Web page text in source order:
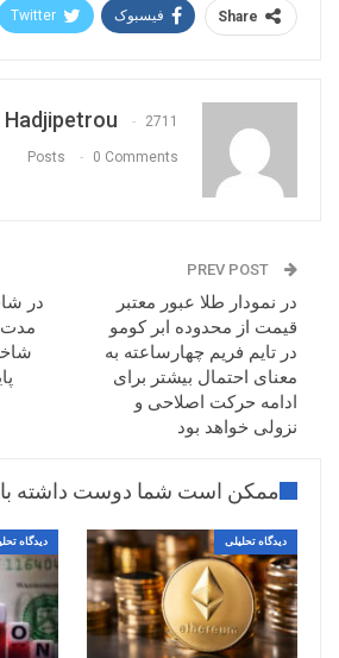
Share فیسبوک Twitter
2711
Posts 0 Comments
در نمودار طلا عبور معتبر
قیمت از محدوده ابر کومو
در تایم فریم چهارساعته به
معنای احتمال بیشتر برای
ادامه حرکت اصلاحی و
نزولی خواهد بود
در
مدت
ممکن است شما دوست داشته
دیدگاه تحلیلی دیدگاه